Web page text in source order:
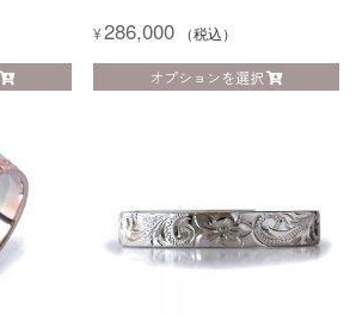
¥286,000 （税込）
オプションを選択